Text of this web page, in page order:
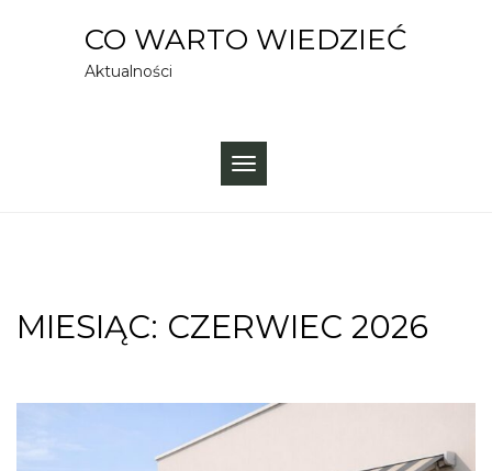
CO WARTO WIEDZIEĆ
Aktualności
TOGGLE
MIESIĄC: CZERWIEC 2026